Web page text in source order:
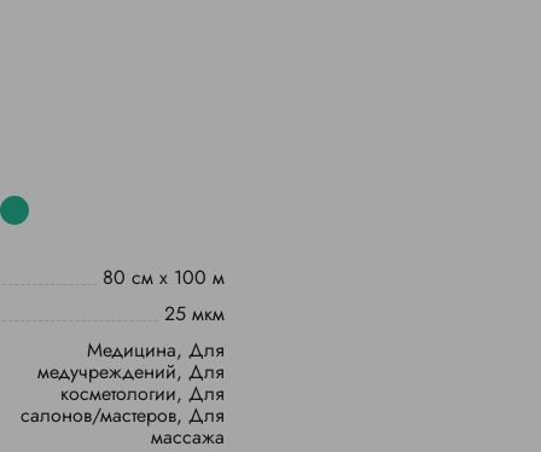
80 см х 100 м
25 мкм
Медицина, Для
медучреждений, Для
косметологии, Для
салонов/мастеров, Для
массажа